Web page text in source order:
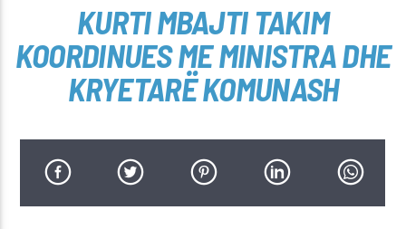
KURTI MBAJTI TAKIM
KOORDINUES ME MINISTRA DHE
KRYETARË KOMUNASH